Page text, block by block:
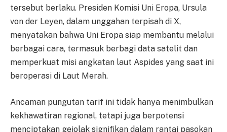
tersebut berlaku. Presiden Komisi Uni Eropa, Ursula
von der Leyen, dalam unggahan terpisah di X,
menyatakan bahwa Uni Eropa siap membantu melalui
berbagai cara, termasuk berbagi data satelit dan
memperkuat misi angkatan laut Aspides yang saat ini
beroperasi di Laut Merah.
Ancaman pungutan tarif ini tidak hanya menimbulkan
kekhawatiran regional, tetapi juga berpotensi
menciptakan gejolak signifikan dalam rantai pasokan